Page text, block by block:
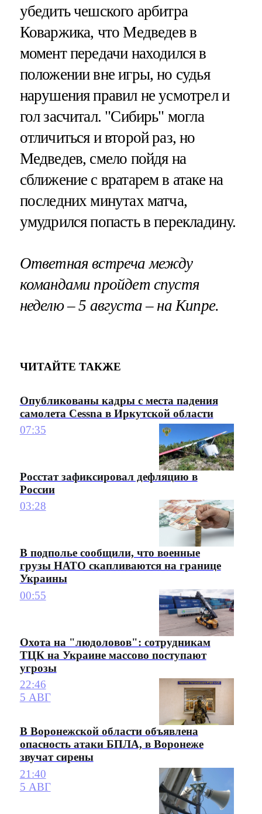
убедить чешского арбитра
Коваржика, что Медведев в
момент передачи находился в
положении вне игры, но судья
нарушения правил не усмотрел и
гол засчитал. "Сибирь" могла
отличиться и второй раз, но
Медведев, смело пойдя на
сближение с вратарем в атаке на
последних минутах матча,
умудрился попасть в перекладину.
Ответная встреча между
командами пройдет спустя
неделю – 5 августа – на Кипре.
ЧИТАЙТЕ ТАКЖЕ
Опубликованы кадры с места падения
самолета Cessna в Иркутской области
07:35
Росстат зафиксировал дефляцию в
России
03:28
В подполье сообщили, что военные
грузы НАТО скапливаются на границе
Украины
00:55
Охота на "людоловов": сотрудникам
ТЦК на Украине массово поступают
угрозы
22:46
5 АВГ
В Воронежской области объявлена
опасность атаки БПЛА, в Воронеже
звучат сирены
21:40
5 АВГ